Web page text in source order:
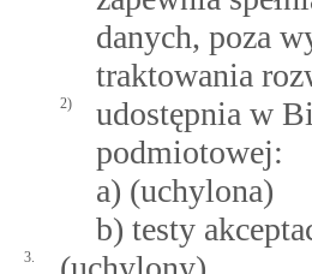
danych, poza
traktowania
2)
udostępnia w
podmiotowej:
a) (uchylona)
b) testy
3.